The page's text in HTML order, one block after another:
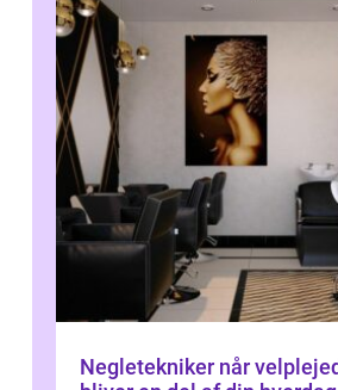
Negletekniker når velplejede negle